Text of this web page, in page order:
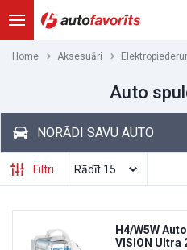
Home Aksesuāri
Auto
NORĀDI SAVU AUTO
Filtri
H4/W5W
VISION Ultra